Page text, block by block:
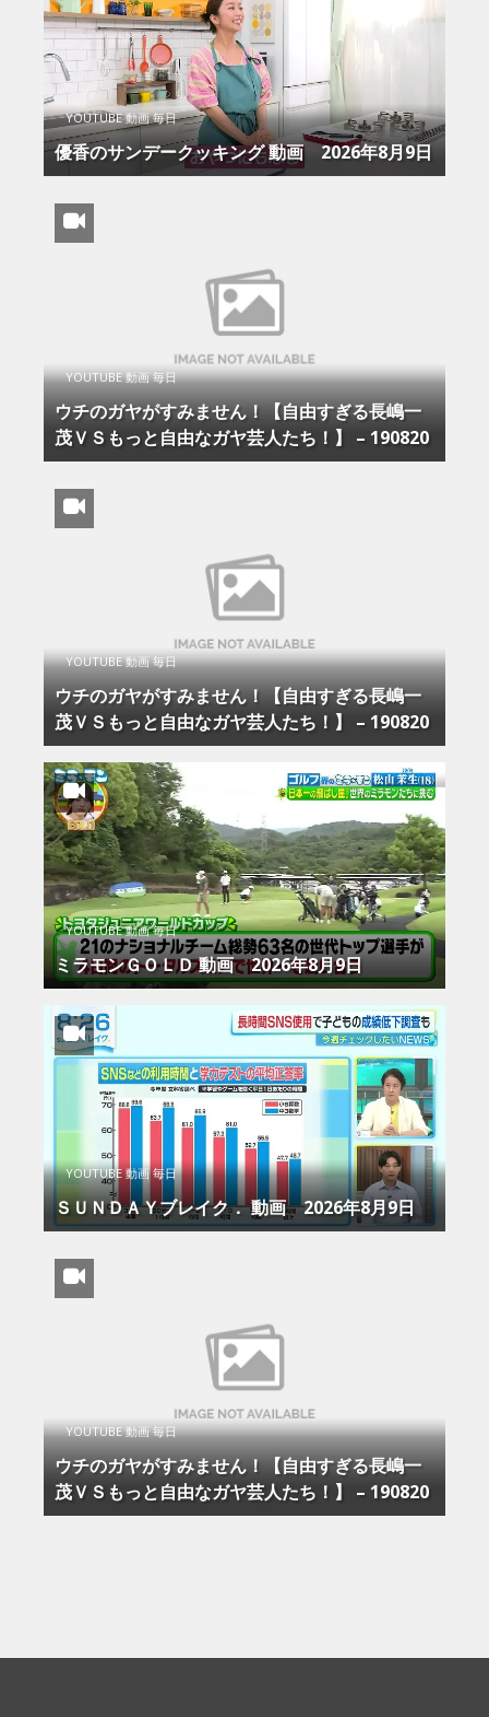
YOUTUBE 動画 毎日
優香のサンデークッキング 動画 2026年8月9日
YOUTUBE 動画 毎日
ウチのガヤがすみません！【自由すぎる長嶋一
茂ＶＳもっと自由なガヤ芸人たち！】 – 190820
YOUTUBE 動画 毎日
ウチのガヤがすみません！【自由すぎる長嶋一
茂ＶＳもっと自由なガヤ芸人たち！】 – 190820
YOUTUBE 動画 毎日
ミラモンＧＯＬＤ 動画 2026年8月9日
YOUTUBE 動画 毎日
ＳＵＮＤＡＹブレイク． 動画 2026年8月9日
YOUTUBE 動画 毎日
ウチのガヤがすみません！【自由すぎる長嶋一
茂ＶＳもっと自由なガヤ芸人たち！】 – 190820